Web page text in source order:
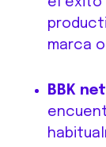
marca
BBK